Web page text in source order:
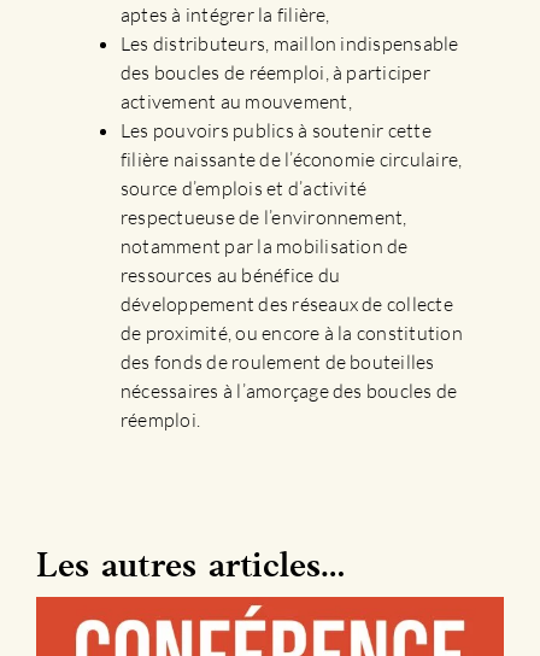
aptes à intégrer la filière,
Les distributeurs, maillon indispensable
des boucles de réemploi, à participer
activement au mouvement,
Les pouvoirs publics à soutenir cette
filière naissante de l’économie circulaire,
source d’emplois et d’activité
respectueuse de l’environnement,
notamment par la mobilisation de
ressources au bénéfice du
développement des réseaux de collecte
de proximité, ou encore à la constitution
des fonds de roulement de bouteilles
nécessaires à l’amorçage des boucles de
réemploi.
Les autres articles…